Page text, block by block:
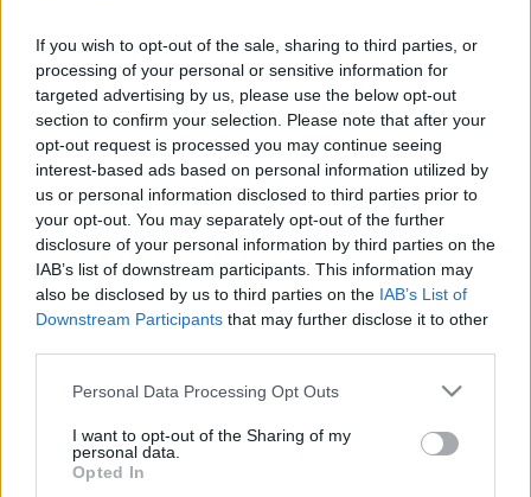
If you wish to opt-out of the sale, sharing to third parties, or
processing of your personal or sensitive information for
targeted advertising by us, please use the below opt-out
section to confirm your selection. Please note that after your
opt-out request is processed you may continue seeing
interest-based ads based on personal information utilized by
us or personal information disclosed to third parties prior to
your opt-out. You may separately opt-out of the further
disclosure of your personal information by third parties on the
IAB’s list of downstream participants. This information may
also be disclosed by us to third parties on the IAB’s List of
Downstream Participants that may further disclose it to other
Please note that this website/app uses one or more Google
not limited to your visit or usage behaviour. You may click to
grant or deny consent to Google and its third-party tags to
use your data for below specified purposes in below Google
Personal Data Processing Opt Outs
I want to opt-out of the Sharing of my
personal data.
Opted In
σύντροφο σου
21/02/2022
Μην είσαι των άκρων
Δε χρειάζεται από το 0 να πας στο 100. Απλώς πρόσεξε λίγο τα
όρια του άλλου ατόμου, ώστε να έχει τον αέρα του. Αν π.χ. θέλεις
σε κάποια φάση να τα πείτε, μπορείς πρώτα να το ρωτήσεις αν έχει
χρόνο και όρεξη εκείνη τη στιγμή.
Δημιουργήστε ζώνες ηρεμίας
Αν π.χ. μένετε μαζί, μπορεί ο καθένας να έχει χώρους στο σπίτι
Επίσης, μπορείτε να το πετύχετε αυτό και με τα ωράρια σας, όπως
Μιλήστε με λιγότερα μηνύματα